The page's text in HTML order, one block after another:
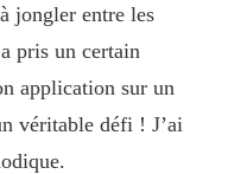
jongler entre les
pris un certain
application sur un
véritable défi ! J’ai